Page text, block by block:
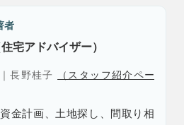
者
宅アドバイザー）
長野桂子
（スタッフ紹介ペー
金計画、土地探し、間取り相